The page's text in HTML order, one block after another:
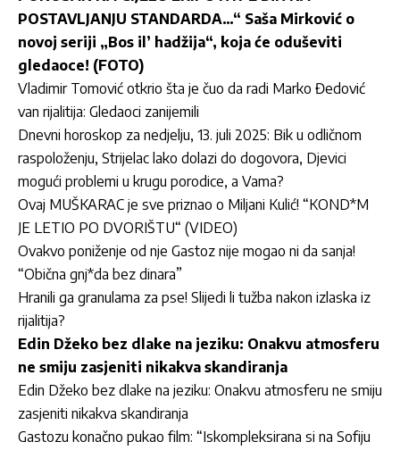
POSTAVLJANJU STANDARDA…“ Saša Mirković o
novoj seriji „Bos il’ hadžija“, koja će oduševiti
gledaoce! (FOTO)
Vladimir Tomović otkrio šta je čuo da radi Marko Đedović
van rijalitija: Gledaoci zanijemili
Dnevni horoskop za nedjelju, 13. juli 2025: Bik u odličnom
raspoloženju, Strijelac lako dolazi do dogovora, Djevici
mogući problemi u krugu porodice, a Vama?
Ovaj MUŠKARAC je sve priznao o Miljani Kulić! “KOND*M
JE LETIO PO DVORIŠTU“ (VIDEO)
Ovakvo poniženje od nje Gastoz nije mogao ni da sanja!
“Obična gnj*da bez dinara”
Hranili ga granulama za pse! Slijedi li tužba nakon izlaska iz
rijalitija?
Edin Džeko bez dlake na jeziku: Onakvu atmosferu
ne smiju zasjeniti nikakva skandiranja
Edin Džeko bez dlake na jeziku: Onakvu atmosferu ne smiju
zasjeniti nikakva skandiranja
Gastozu konačno pukao film: “Iskompleksirana si na Sofiju